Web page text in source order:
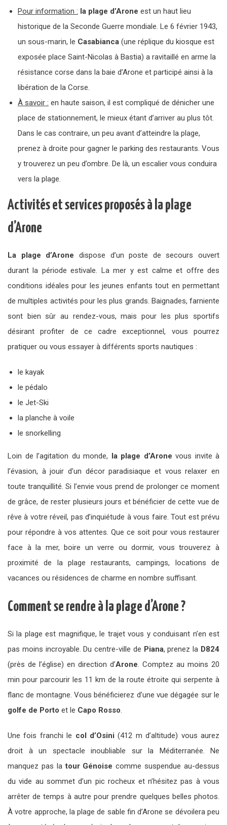
Pour information : la plage d’Arone est un haut lieu
historique de la Seconde Guerre mondiale. Le 6 février 1943,
un sous-marin, le Casabianca (une réplique du kiosque est
exposée place Saint-Nicolas à Bastia) a ravitaillé en arme la
résistance corse dans la baie d’Arone et participé ainsi à la
libération de la Corse.
À savoir : en haute saison, il est compliqué de dénicher une
place de stationnement, le mieux étant d’arriver au plus tôt.
Dans le cas contraire, un peu avant d’atteindre la plage,
prenez à droite pour gagner le parking des restaurants. Vous
y trouverez un peu d’ombre. De là, un escalier vous conduira
vers la plage.
Activités et services proposés à la plage
d’Arone
La plage d’Arone dispose d’un poste de secours ouvert
durant la période estivale. La mer y est calme et offre des
conditions idéales pour les jeunes enfants tout en permettant
de multiples activités pour les plus grands. Baignades, farniente
sont bien sûr au rendez-vous, mais pour les plus sportifs
désirant profiter de ce cadre exceptionnel, vous pourrez
pratiquer ou vous essayer à différents sports nautiques :
le kayak
le pédalo
le Jet-Ski
la planche à voile
le snorkelling
Loin de l’agitation du monde, la plage d’Arone vous invite à
l’évasion, à jouir d’un décor paradisiaque et vous relaxer en
toute tranquillité. Si l’envie vous prend de prolonger ce moment
de grâce, de rester plusieurs jours et bénéficier de cette vue de
rêve à votre réveil, pas d’inquiétude à vous faire. Tout est prévu
pour répondre à vos attentes. Que ce soit pour vous restaurer
face à la mer, boire un verre ou dormir, vous trouverez à
proximité de la plage restaurants, campings, locations de
vacances ou résidences de charme en nombre suffisant.
Comment se rendre à la plage d’Arone ?
Si la plage est magnifique, le trajet vous y conduisant n’en est
pas moins incroyable. Du centre-ville de Piana, prenez la D824
(près de l’église) en direction d’Arone. Comptez au moins 20
min pour parcourir les 11 km de la route étroite qui serpente à
flanc de montagne. Vous bénéficierez d’une vue dégagée sur le
golfe de Porto et le Capo Rosso.
Une fois franchi le col d’Osini (412 m d’altitude) vous aurez
droit à un spectacle inoubliable sur la Méditerranée. Ne
manquez pas latour Génoise comme suspendue au-dessus
du vide au sommet d’un pic rocheux et n’hésitez pas à vous
arrêter de temps à autre pour prendre quelques belles photos.
À votre approche, la plage de sable fin d’Arone se dévoilera peu